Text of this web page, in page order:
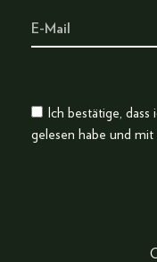
Ich bestätige, dass
gelesen habe und